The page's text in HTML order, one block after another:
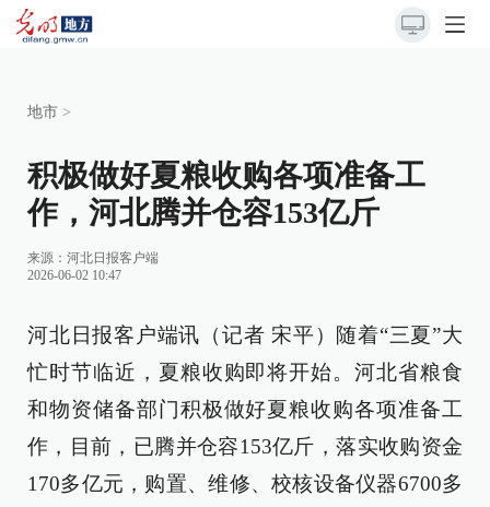
地市 >
积极做好夏粮收购各项准备工
作，河北腾并仓容153亿斤
来源： 河北日报客户端
2026-06-02 10:47
河北日报客户端讯（记者 宋平）随着“三夏”大
忙时节临近，夏粮收购即将开始。河北省粮食
和物资储备部门积极做好夏粮收购各项准备工
作，目前，已腾并仓容153亿斤，落实收购资金
170多亿元，购置、维修、校核设备仪器6700多